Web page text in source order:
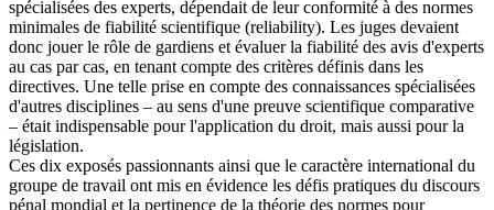
spécialisées des experts, dépendait de leur conformité à des normes
minimales de fiabilité scientifique (reliability). Les juges devaient
donc jouer le rôle de gardiens et évaluer la fiabilité des avis d'experts
au cas par cas, en tenant compte des critères définis dans les
directives. Une telle prise en compte des connaissances spécialisées
d'autres disciplines – au sens d'une preuve scientifique comparative
– était indispensable pour l'application du droit, mais aussi pour la
législation.
Ces dix exposés passionnants ainsi que le caractère international du
groupe de travail ont mis en évidence les défis pratiques du discours
pénal mondial et la pertinence de la théorie des normes pour